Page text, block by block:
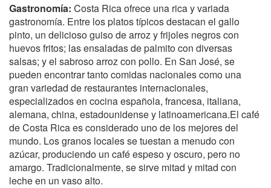
Gastronomía: Costa Rica ofrece una rica y variada
gastronomía. Entre los platos típicos destacan el gallo
pinto, un delicioso guiso de arroz y frijoles negros con
huevos fritos; las ensaladas de palmito con diversas
salsas; y el sabroso arroz con pollo. En San José, se
pueden encontrar tanto comidas nacionales como una
gran variedad de restaurantes internacionales,
especializados en cocina española, francesa, italiana,
alemana, china, estadounidense y latinoamericana.El café
de Costa Rica es considerado uno de los mejores del
mundo. Los granos locales se tuestan a menudo con
azúcar, produciendo un café espeso y oscuro, pero no
amargo. Tradicionalmente, se sirve mitad y mitad con
leche en un vaso alto.